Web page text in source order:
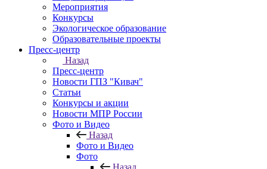
Мероприятия
Конкурсы
Экологическое образование
Образовательные проекты
Пресс-центр
Назад
Пресс-центр
Новости ГПЗ "Кивач"
Статьи
Конкурсы и акции
Новости МПР России
Фото и Видео
Назад
Фото и Видео
Фото
Назад